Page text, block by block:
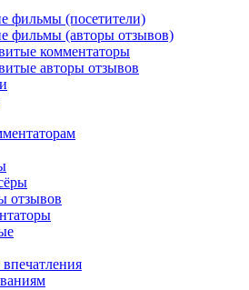
фильмы (посетители)
фильмы (авторы отзывов)
комментаторы
авторы отзывов
отзывов